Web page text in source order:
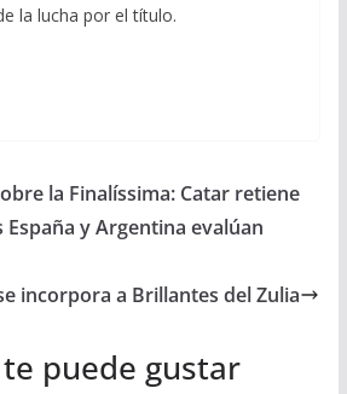
la lucha por el título.
la Finalíssima: Catar retiene
España y Argentina evalúan
incorpora a Brillantes del Zulia
puede gustar